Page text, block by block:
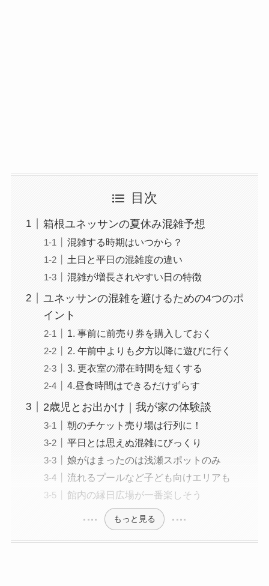
目次
箱根ユネッサンの夏休み混雑予想
混雑する時期はいつから？
土日と平日の混雑度の違い
混雑が増長されやすい日の特徴
ユネッサンの混雑を避けるための4つのポ
イント
1. 事前に前売り券を購入しておく
2. 午前中よりも夕方以降に遊びに行く
3. 更衣室の滞在時間を短くする
4.昼食時間はできるだけずらす
2歳児とお出かけ｜我が家の体験談
朝のチケット売り場は行列に！
平日とは思えぬ混雑にびっくり
娘がはまったのは浅瀬スポットのみ
流れるプールなど子ども向けエリアも
館内の縁日広場が一番楽しそう
もっと見る